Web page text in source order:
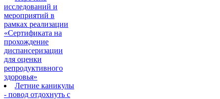
исследований и
мероприятий в
рамках реализации
«Сертификата на
прохождение
диспансеризации
для оценки
репродуктивного
здоровья»
Летние каникулы
- повод отдохнуть с